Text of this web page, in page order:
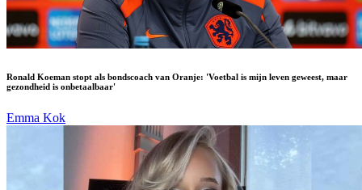
Ronald Koeman stopt als bondscoach van Oranje: 'Voetbal is mijn leven geweest, maar
gezondheid is onbetaalbaar'
Emma Kok